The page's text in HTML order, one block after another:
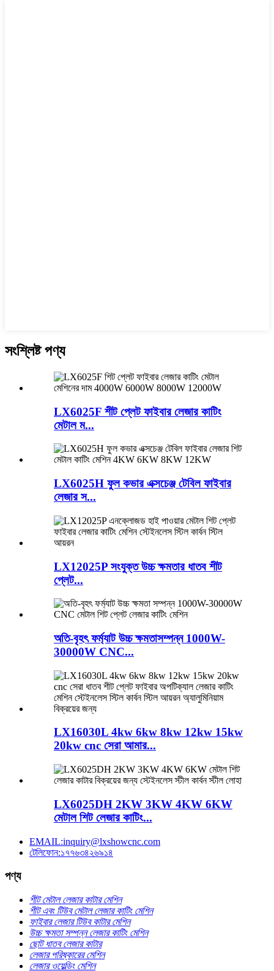
সংশ্লিষ্ট পণ্য
LX6025F শীট প্লেট ফাইবার লেজার কাটিং
মেটাল ম...
LX6025H ফুল কভার এক্সচেঞ্জ টেবিল ফাইবার
লেজার স...
LX12025P সংযুক্ত উচ্চ ক্ষমতার ধাতব শীট
প্লেট...
অতি-বৃহৎ ফর্ম্যাট উচ্চ ক্ষমতাসম্পন্ন 1000W-
30000W CNC...
LX16030L 4kw 6kw 8kw 12kw 15kw
20kw cnc সেরা আমার...
LX6025DH 2KW 3KW 4KW 6KW
মেটাল শিট লেজার কাটিং...
EMAIL:inquiry@lxshowcnc.com
টেলিফোন:১৭৭৬৩৪২৬৯১৪
পণ্য
শীট মেটাল লেজার কাটার মেশিন
শীট এবং টিউব মেটাল লেজার কাটিং মেশিন
ফাইবার লেজার টিউব কাটার মেশিন
উচ্চ ক্ষমতা সম্পন্ন লেজার কাটিং মেশিন
ছোট ধাতব লেজার কাটার
লেজার পরিষ্কারের মেশিন
লেজার ওয়েল্ডিং মেশিন